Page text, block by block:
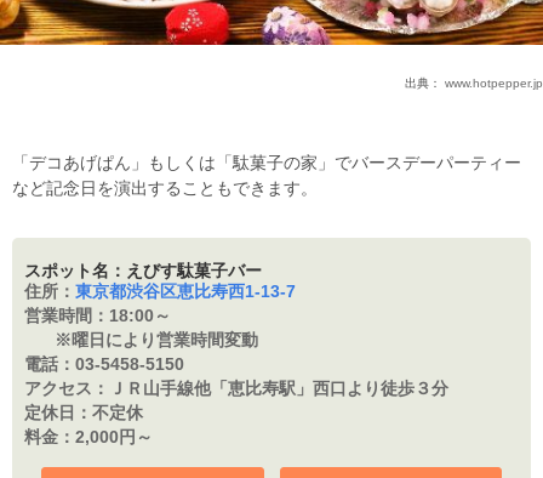
出典： www.hotpepper.jp
「デコあげぱん」もしくは「駄菓子の家」でバースデーパーティー
など記念日を演出することもできます。
スポット名：えびす駄菓子バー
住所： 東京都渋谷区恵比寿西1-13-7
営業時間： 18:00～
※曜日により営業時間変動
電話： 03-5458-5150
アクセス：
ＪＲ山手線他「恵比寿駅」西口より徒歩３分
定休日： 不定休
料金： 2,000円～